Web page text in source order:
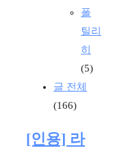
폴
틸리
히
(5)
글 전체
(166)
[인용] 라